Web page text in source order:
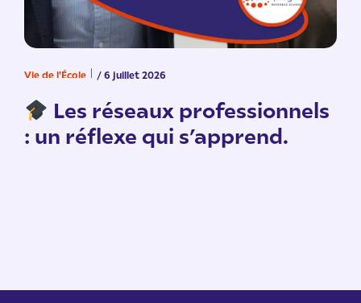
Vie de l'École / 6 juillet 2026
Les réseaux professionnels
: un réflexe qui s’apprend.